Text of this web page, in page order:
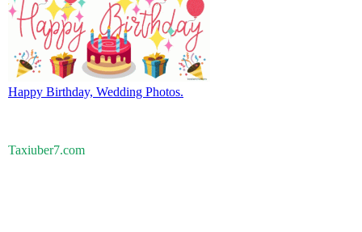
Happy Birthday, Wedding Photos.
Taxiuber7.com